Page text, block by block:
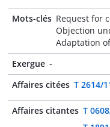
Mots-clés Request for
Objection
Adaptation
Exergue -
Affaires citées T 2614/
Affaires citantes T